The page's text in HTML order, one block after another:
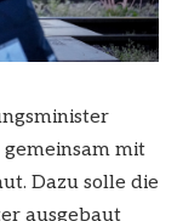
gemeinsam mit
Dazu solle die
ausgebaut